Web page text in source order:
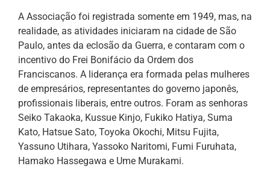
A Associação foi registrada somente em 1949, mas, na
realidade, as atividades iniciaram na cidade de São
Paulo, antes da eclosão da Guerra, e contaram com o
incentivo do Frei Bonifácio da Ordem dos
Franciscanos. A liderança era formada pelas mulheres
de empresários, representantes do governo japonês,
profissionais liberais, entre outros. Foram as senhoras
Seiko Takaoka, Kussue Kinjo, Fukiko Hatiya, Suma
Kato, Hatsue Sato, Toyoka Okochi, Mitsu Fujita,
Yassuno Utihara, Yassoko Naritomi, Fumi Furuhata,
Hamako Hassegawa e Ume Murakami.